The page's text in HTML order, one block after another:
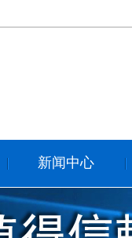
新闻中心